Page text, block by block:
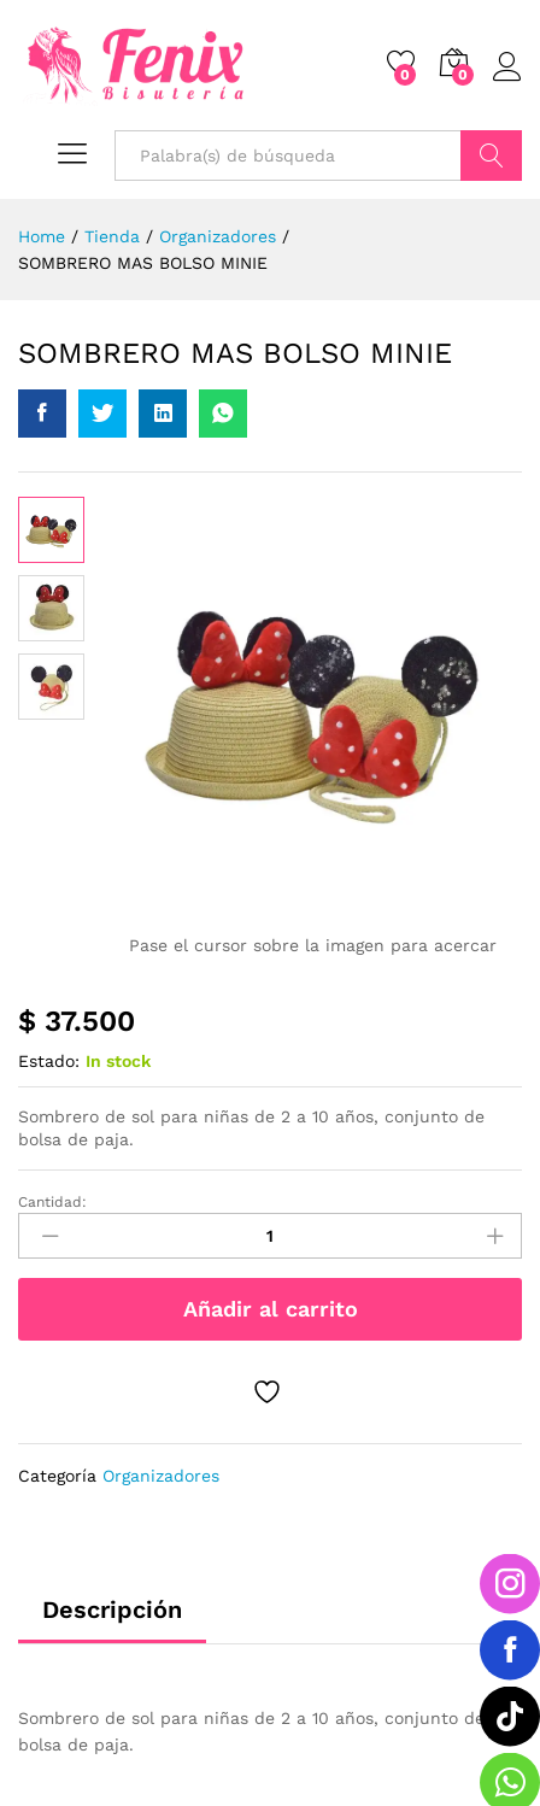
0 0
Home / Tienda / Organizadores /
SOMBRERO MAS BOLSO MINIE
SOMBRERO MAS BOLSO MINIE
Pase el cursor sobre la imagen para acercar
$ 37.500
Estado: In stock
Sombrero de sol para niñas de 2 a 10 años, conjunto de
bolsa de paja.
SOMBRERO
MAS
BOLSO
MINIE
Cantidad:
Añadir al carrito
Categoría Organizadores
Descripción
Sombrero de sol para niñas de 2 a 10 años, conjunto de
bolsa de paja.